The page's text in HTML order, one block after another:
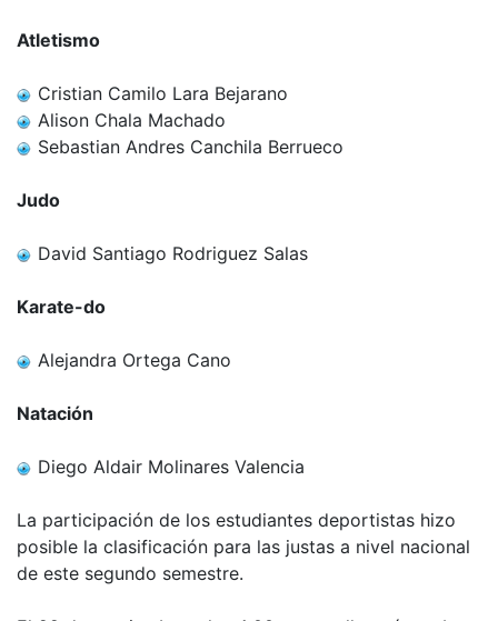
Atletismo
Cristian Camilo Lara Bejarano
Alison Chala Machado
Sebastian Andres Canchila Berrueco
Judo
David Santiago Rodriguez Salas
Karate-do
Alejandra Ortega Cano
Natación
Diego Aldair Molinares Valencia
La participación de los estudiantes deportistas hizo
posible la clasificación para las justas a nivel nacional
de este segundo semestre.